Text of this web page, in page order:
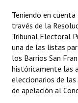
Resoluciones de
INSTITUCIONAL
Antiguos
Noticias
Teniendo en
través de la
Tribunal Electoral
una de las listas
los Barrios San
históricamente las
eleccionarios de
de apelación al